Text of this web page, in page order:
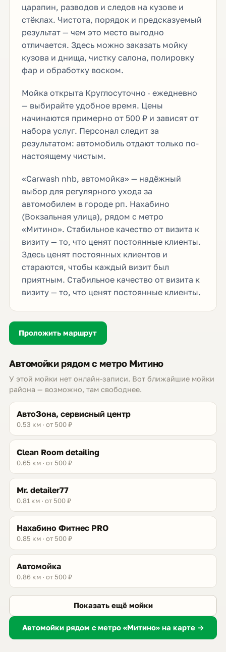
царапин, разводов и следов на кузове и
стёклах. Чистота, порядок и предсказуемый
результат — чем это место выгодно
отличается. Здесь можно заказать мойку
кузова и днища, чистку салона, полировку
фар и обработку воском.
Мойка открыта Круглосуточно · ежедневно
— выбирайте удобное время. Цены
начинаются примерно от 500 ₽ и зависят от
набора услуг. Персонал следит за
результатом: автомобиль отдают только по-
настоящему чистым.
«Carwash nhb, автомойка» — надёжный
выбор для регулярного ухода за
автомобилем в городе рп. Нахабино
(Вокзальная улица), рядом с метро
«Митино». Стабильное качество от визита к
визиту — то, что ценят постоянные клиенты.
Здесь ценят постоянных клиентов и
стараются, чтобы каждый визит был
приятным. Стабильное качество от визита к
визиту — то, что ценят постоянные клиенты.
Проложить маршрут
Автомойки рядом с метро Митино
У этой мойки нет онлайн-записи. Вот ближайшие мойки
района — возможно, там свободнее.
АвтоЗона, сервисный центр
0.53 км · от 500 ₽
Clean Room detailing
0.65 км · от 500 ₽
Mr. detailer77
0.81 км · от 500 ₽
Нахабино Фитнес PRO
0.85 км · от 500 ₽
Автомойка
0.86 км · от 500 ₽
Показать ещё мойки
Автомойки рядом с метро «Митино» на карте →